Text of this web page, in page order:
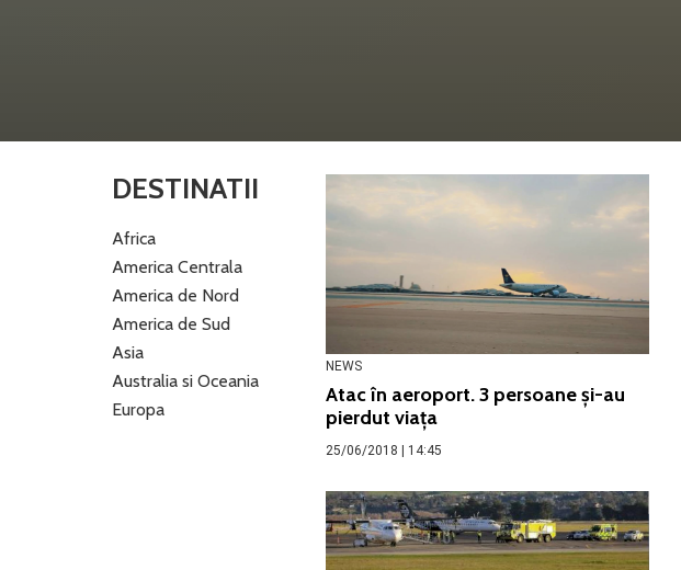
DESTINATII
Africa
America Centrala
America de Nord
America de Sud
Asia
Australia si Oceania
Europa
NEWS
Atac în aeroport. 3 persoane și-au
pierdut viața
25/06/2018 | 14:45